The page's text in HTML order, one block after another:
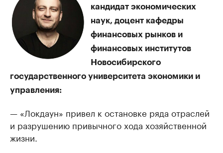
кандидат экономических
наук, доцент кафедры
финансовых рынков и
финансовых институтов
Новосибирского
государственного университета экономики и
управления:
— «Локдаун» привел к остановке ряда отраслей
и разрушению привычного хода хозяйственной
жизни.